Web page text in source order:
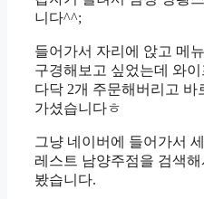
니다^^;
들어가서 자리에 앉고 메
구경해보고 싶었는데 와이
다닥 2개 주문해버리고 바
가셨습니다ㅎ
그냥 네이버에 들어가서
레스트 남양주점을 검색
봤습니다.